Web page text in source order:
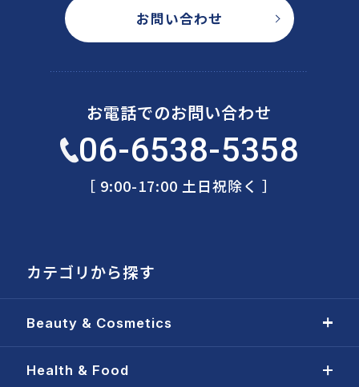
お問い合わせ
お電話でのお問い合わせ
06-6538-5358
［ 9:00-17:00 土日祝除く ］
カテゴリから探す
Beauty & Cosmetics
Health & Food